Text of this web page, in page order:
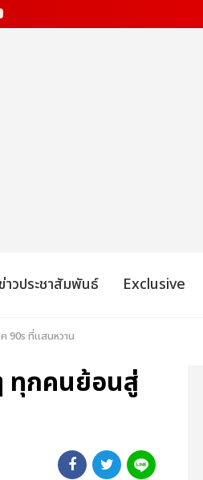
าวประชาสัมพันธ์ Exclusive
90s ที่แสนหวาน
ทุกคนย้อนสู่